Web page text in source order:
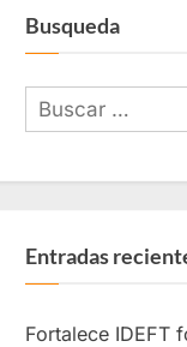
Busqueda
Entradas
Fortalece IDEFT